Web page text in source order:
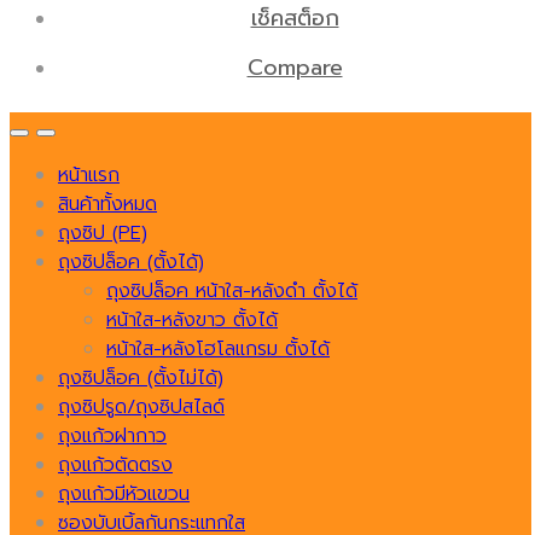
เช็คสต็อก
Compare
หน้าแรก
สินค้าทั้งหมด
ถุงซิป (PE)
ถุงซิปล็อค (ตั้งได้)
ถุงซิปล็อค หน้าใส-หลังดำ ตั้งได้
หน้าใส-หลังขาว ตั้งได้
หน้าใส-หลังโฮโลแกรม ตั้งได้
ถุงซิปล็อค (ตั้งไม่ได้)
ถุงซิปรูด/ถุงซิปสไลด์
ถุงแก้วฝากาว
ถุงแก้วตัดตรง
ถุงแก้วมีหัวแขวน
ซองบับเบิ้ลกันกระแทกใส